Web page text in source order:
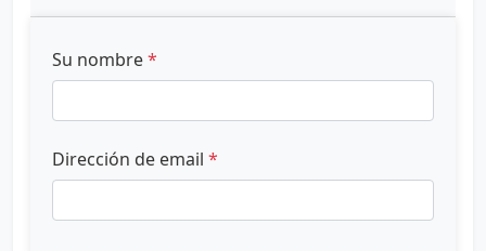
Su nombre*
Dirección de email *